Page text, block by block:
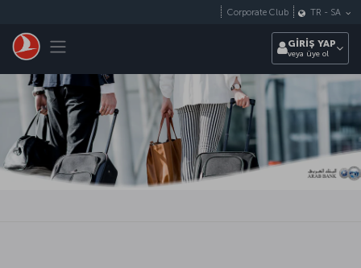
Toggle navigation
Corporate Club TR - SA
GİRİŞ YAP
veya üye ol